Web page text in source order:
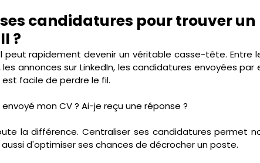
candidatures pour trouver un
?
peut rapidement devenir un véritable casse-tête. Entre
annonces sur LinkedIn, les candidatures envoyées par
facile de perdre le fil.
mon CV ? Ai-je reçu une réponse ?
la différence. Centraliser ses candidatures permet
d'optimiser ses chances de décrocher un poste.